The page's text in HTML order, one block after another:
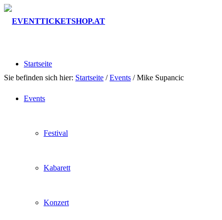
Startseite
Events
Festival
Kabarett
Konzert
Sie befinden sich hier: Startseite / Events / Mike Supancic